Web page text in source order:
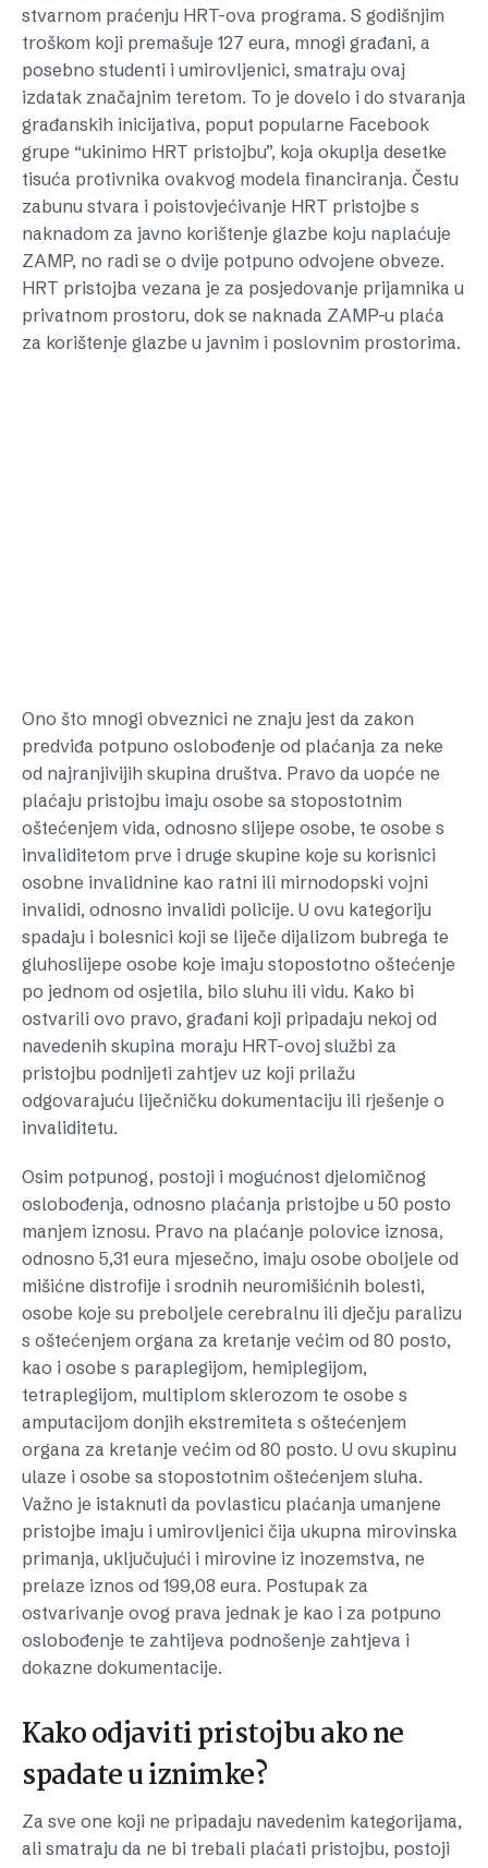
stvarnom praćenju HRT-ova programa. S godišnjim
troškom koji premašuje 127 eura, mnogi građani, a
posebno studenti i umirovljenici, smatraju ovaj
izdatak značajnim teretom. To je dovelo i do stvaranja
građanskih inicijativa, poput popularne Facebook
grupe “ukinimo HRT pristojbu”, koja okuplja desetke
tisuća protivnika ovakvog modela financiranja. Čestu
zabunu stvara i poistovjećivanje HRT pristojbe s
naknadom za javno korištenje glazbe koju naplaćuje
ZAMP, no radi se o dvije potpuno odvojene obveze.
HRT pristojba vezana je za posjedovanje prijamnika u
privatnom prostoru, dok se naknada ZAMP-u plaća
za korištenje glazbe u javnim i poslovnim prostorima.
Ono što mnogi obveznici ne znaju jest da zakon
predviđa potpuno oslobođenje od plaćanja za neke
od najranjivijih skupina društva. Pravo da uopće ne
plaćaju pristojbu imaju osobe sa stopostotnim
oštećenjem vida, odnosno slijepe osobe, te osobe s
invaliditetom prve i druge skupine koje su korisnici
osobne invalidnine kao ratni ili mirnodopski vojni
invalidi, odnosno invalidi policije. U ovu kategoriju
spadaju i bolesnici koji se liječe dijalizom bubrega te
gluhoslijepe osobe koje imaju stopostotno oštećenje
po jednom od osjetila, bilo sluhu ili vidu. Kako bi
ostvarili ovo pravo, građani koji pripadaju nekoj od
navedenih skupina moraju HRT-ovoj službi za
pristojbu podnijeti zahtjev uz koji prilažu
odgovarajuću liječničku dokumentaciju ili rješenje o
invaliditetu.
Osim potpunog, postoji i mogućnost djelomičnog
oslobođenja, odnosno plaćanja pristojbe u 50 posto
manjem iznosu. Pravo na plaćanje polovice iznosa,
odnosno 5,31 eura mjesečno, imaju osobe oboljele od
mišićne distrofije i srodnih neuromišićnih bolesti,
osobe koje su preboljele cerebralnu ili dječju paralizu
s oštećenjem organa za kretanje većim od 80 posto,
kao i osobe s paraplegijom, hemiplegijom,
tetraplegijom, multiplom sklerozom te osobe s
amputacijom donjih ekstremiteta s oštećenjem
organa za kretanje većim od 80 posto. U ovu skupinu
ulaze i osobe sa stopostotnim oštećenjem sluha.
Važno je istaknuti da povlasticu plaćanja umanjene
pristojbe imaju i umirovljenici čija ukupna mirovinska
primanja, uključujući i mirovine iz inozemstva, ne
prelaze iznos od 199,08 eura. Postupak za
ostvarivanje ovog prava jednak je kao i za potpuno
oslobođenje te zahtijeva podnošenje zahtjeva i
dokazne dokumentacije.
Kako odjaviti pristojbu ako ne
spadate u iznimke?
Za sve one koji ne pripadaju navedenim kategorijama,
ali smatraju da ne bi trebali plaćati pristojbu, postoji